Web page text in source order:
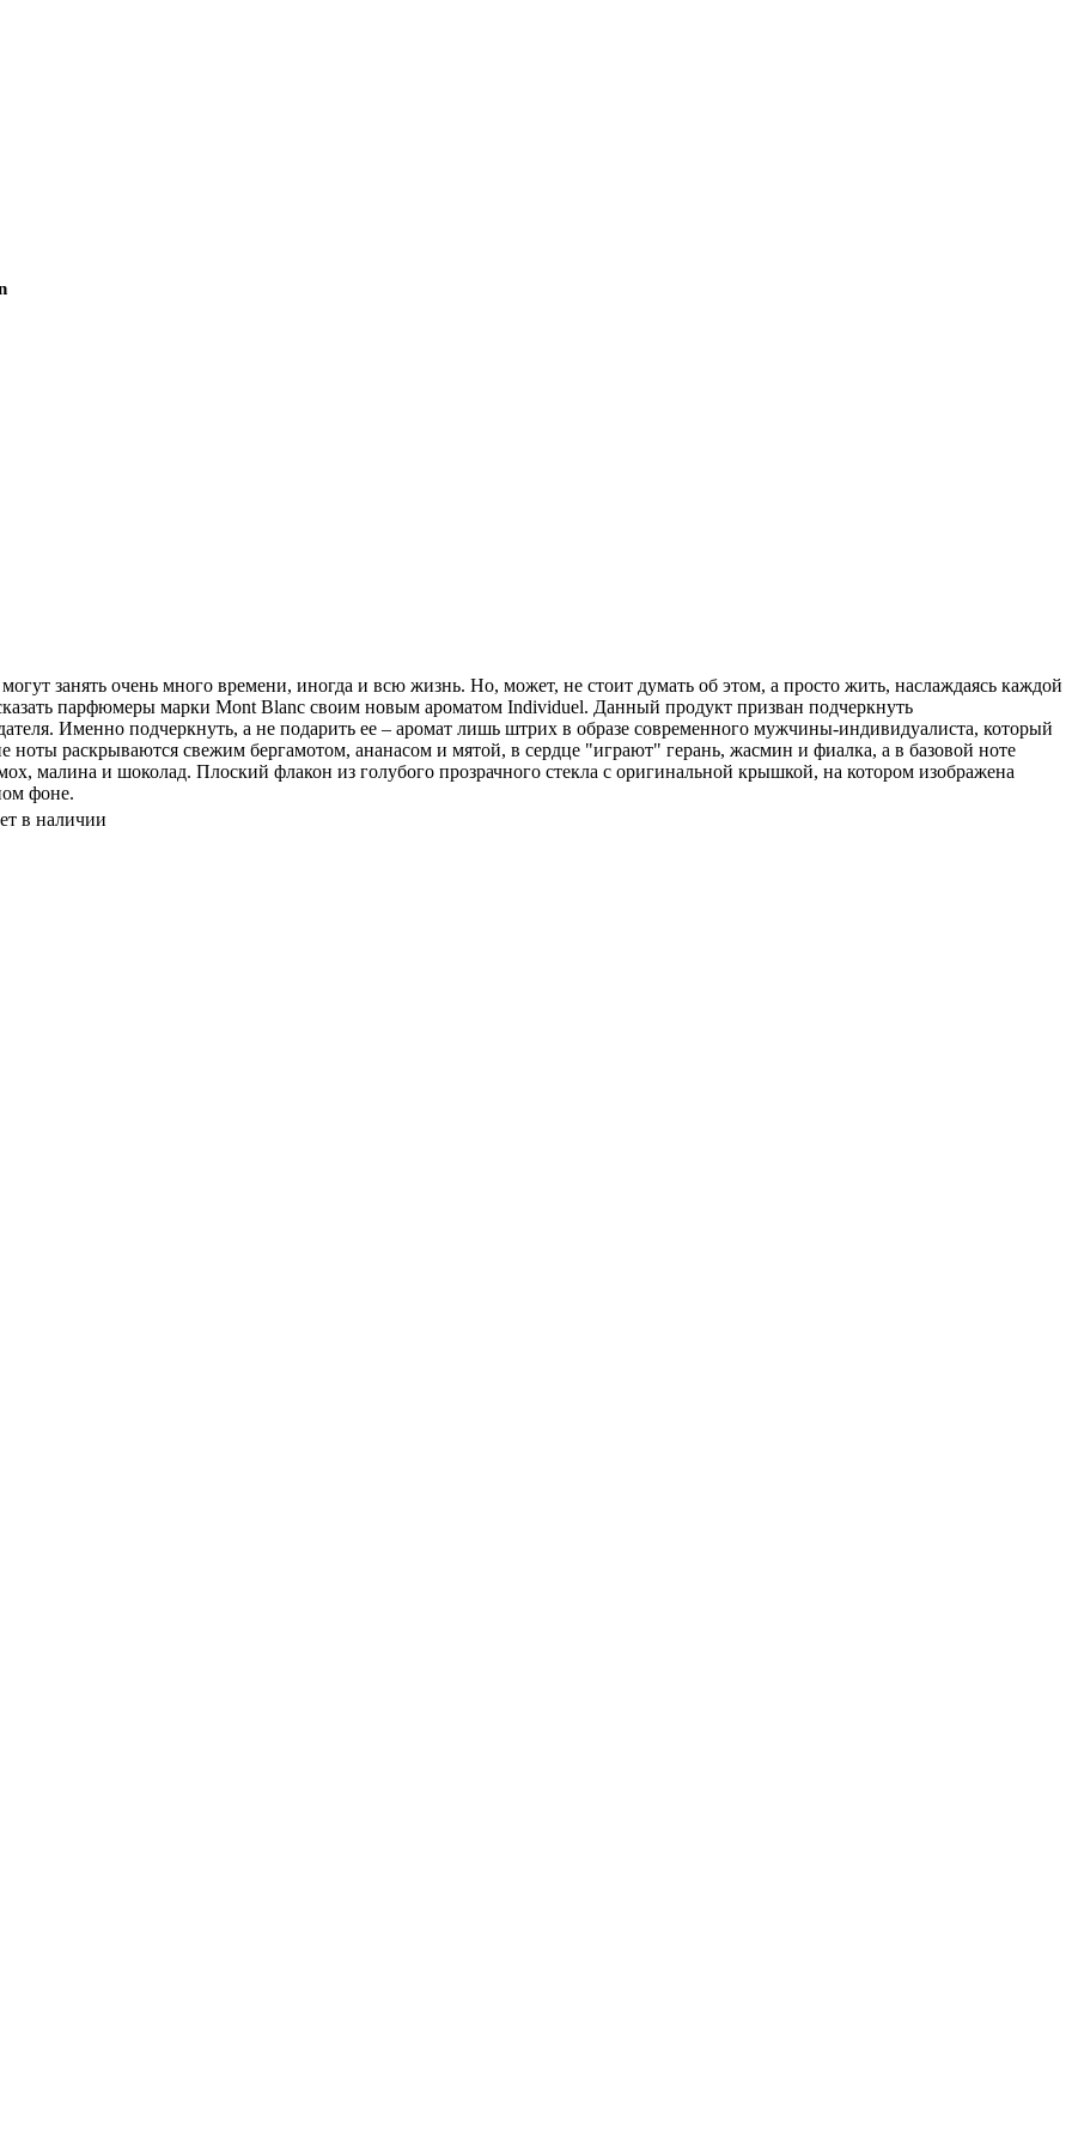
занять очень много времени, иногда и всю жизнь. Но, может, не стоит думать об этом, а просто жить, наслаждаясь каждой
парфюмеры марки Mont Blanc своим новым ароматом Individuel. Данный продукт призван подчеркнуть
Именно подчеркнуть, а не подарить ее – аромат лишь штрих в образе современного мужчины-индивидуалиста, который
ноты раскрываются свежим бергамотом, ананасом и мятой, в сердце "играют" герань, жасмин и фиалка, а в базовой ноте
малина и шоколад. Плоский флакон из голубого прозрачного стекла с оригинальной крышкой, на котором изображена
фоне.
в наличии
духов (розовый)
на оптовые при сумме заказа от руб.